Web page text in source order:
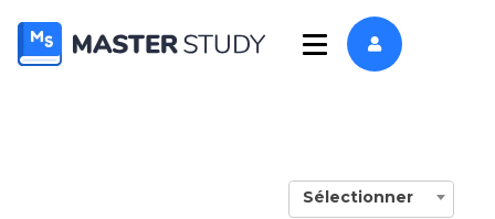
Sélectionner